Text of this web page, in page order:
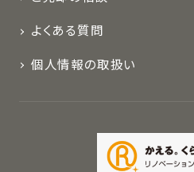
よくある質問
個人情報の取扱い